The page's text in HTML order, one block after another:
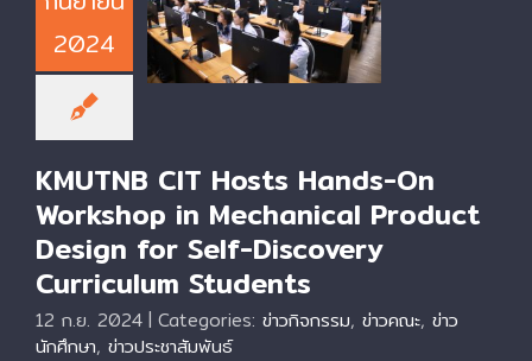
2024
Mechanical
Product Design
for Self-Discovery
KMUTNB CIT Hosts Hands-On
Workshop in Mechanical Product
Design for Self-Discovery
Curriculum Students
12 ก.ย. 2024 | Categories: ข่าวกิจกรรม, ข่าวคณะ, ข่าว
นักศึกษา, ข่าวประชาสัมพันธ์